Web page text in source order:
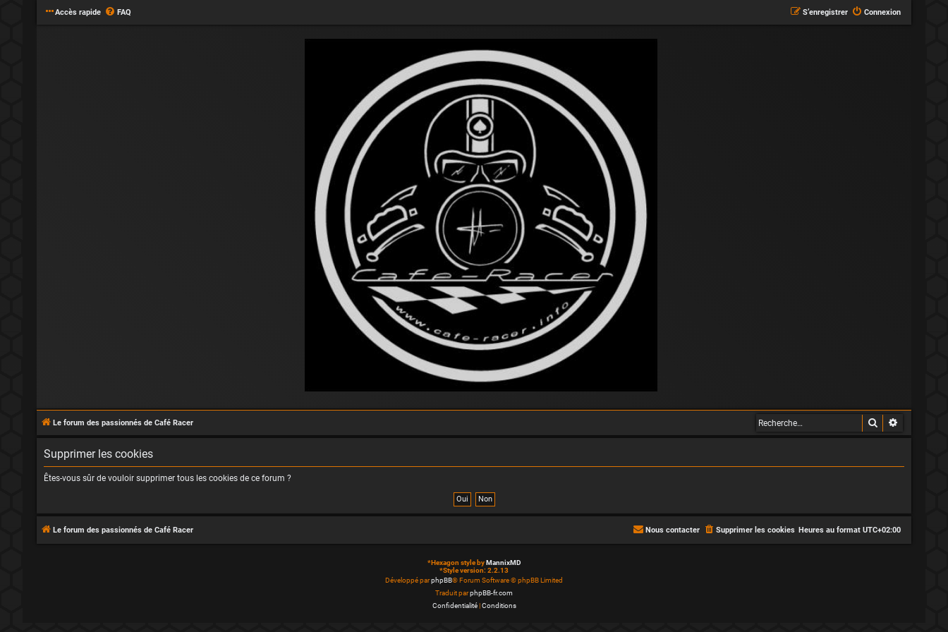
Accès rapide FAQ Connexion
S’enregistrer
Le forum des passionnés de Café Racer Rechercher
Supprimer les cookies
Êtes-vous sûr de vouloir supprimer tous les cookies de ce forum ?
Le forum des passionnés de Café Racer Heures au format UTC+02:00
Supprimer les cookies
Nous contacter
*Hexagon style byMannixMD
*Style version: 2.2.13
Développé parphpBB® Forum Software © phpBB Limited
Traduit parphpBB-fr.com
Confidentialité|Conditions